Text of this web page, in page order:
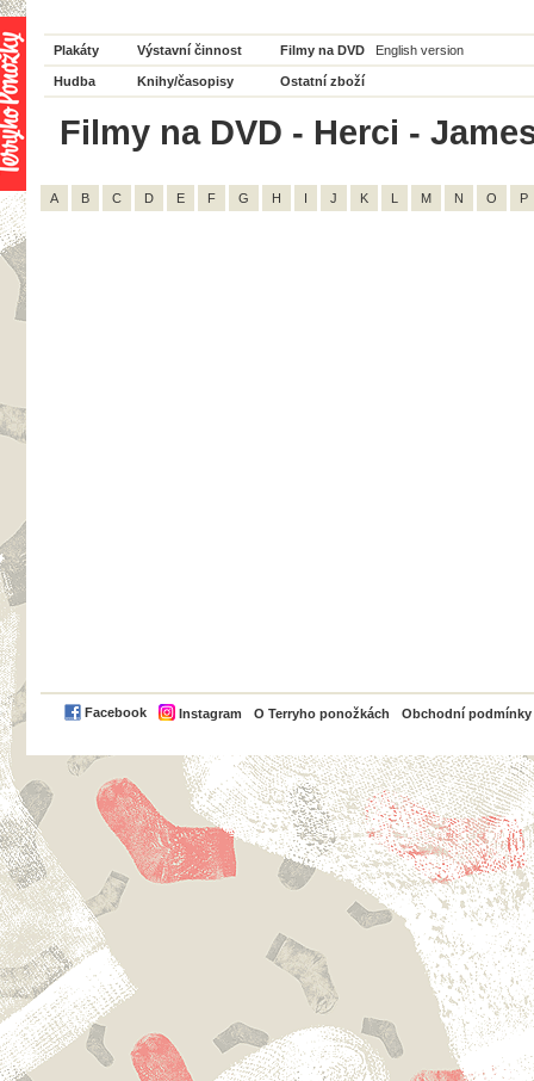
Plakáty Výstavní činnost Filmy na DVD English version
Hudba Knihy/časopisy Ostatní zboží
Filmy na DVD - Herci -
A B C D E F G H I J K L M N O P
Facebook Instagram O Terryho ponožkách Obchodní podmínky
PayPal